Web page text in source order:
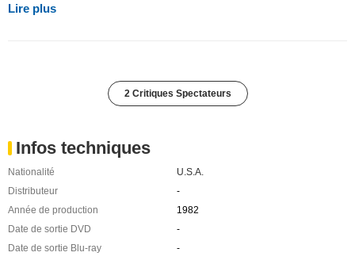
Lire plus
2 Critiques Spectateurs
Infos techniques
Nationalité
U.S.A.
Distributeur
-
Année de production
1982
Date de sortie DVD
-
Date de sortie Blu-ray
-